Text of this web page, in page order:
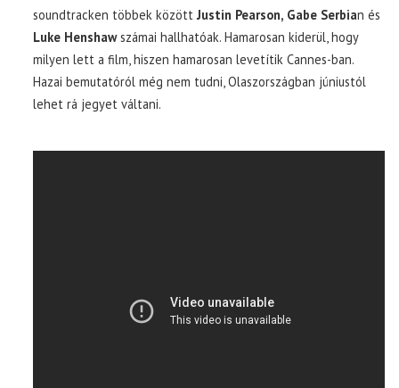
soundtracken többek közöttJustin Pearson, Gabe Serbian és
Luke Henshawszámai hallhatóak. Hamarosan kiderül, hogy
milyen lett a film, hiszen hamarosan levetítik Cannes-ban.
Hazai bemutatóról még nem tudni, Olaszországban júniustól
lehet rá jegyet váltani.